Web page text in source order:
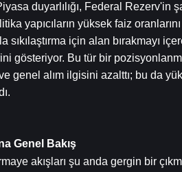
duyarlılığı, Federal Rezerv'in
yapıcıların yüksek faiz
için alan bırakmayı
gösteriyor. Bu tür bir
genel alım ilgisini azalttı; bu da
Genel Bakış
akışları şu anda gergin bir